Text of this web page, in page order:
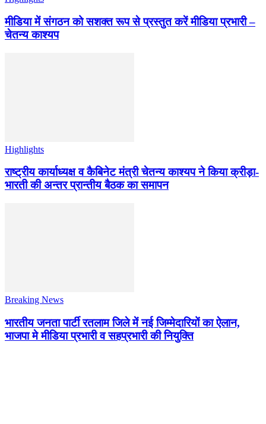
मीडिया में संगठन को सशक्त रूप से प्रस्तुत करें मीडिया प्रभारी –
चेतन्य काश्यप
Highlights
राष्ट्रीय कार्याध्यक्ष व कैबिनेट मंत्री चेतन्य काश्यप ने किया क्रीड़ा-
भारती की अन्तर प्रान्तीय बैठक का समापन
Breaking News
भारतीय जनता पार्टी रतलाम जिले में नई जिम्मेदारियों का ऐलान,
भाजपा मे मीडिया प्रभारी व सहप्रभारी की नियुक्ति